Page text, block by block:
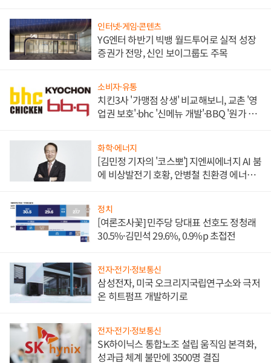
인터넷·게임·콘텐츠
YG엔터 하반기 빅뱅 월드투어로 실적 성장
증권가 전망, 신인 보이그룹도 주목
소비자·유통
치킨3사 '가맹점 상생' 비교해보니, 교촌 '영
업권 보호'·bhc '신메뉴 개발'·BBQ '원가 부
화학·에너지
[김민정 기자의 '코스뽀'] 지엔씨에너지 AI 붐
에 비상발전기 호황, 안병철 친환경 에너지
정치
[여론조사꽃] 민주당 당대표 선호도 정청래
30.5%·김민석 29.6%, 0.9%p 초접전
전자·전기·정보통신
삼성전자, 미국 오크리지국립연구소와 극저
온 히트펌프 개발하기로
전자·전기·정보통신
SK하이닉스 통합노조 설립 움직임 본격화,
성과급 체계 불만에 3500명 결집